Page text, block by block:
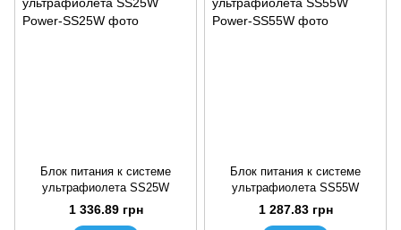
Блок питания к системе
ультрафиолета SS25W
1 336.89 грн
Блок питания к системе
ультрафиолета SS55W
1 287.83 грн